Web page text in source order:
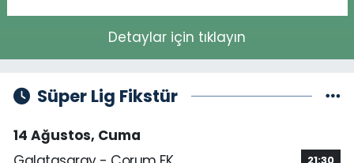
Detaylar için tıklayın
Süper Lig Fikstür
14 Ağustos, Cuma